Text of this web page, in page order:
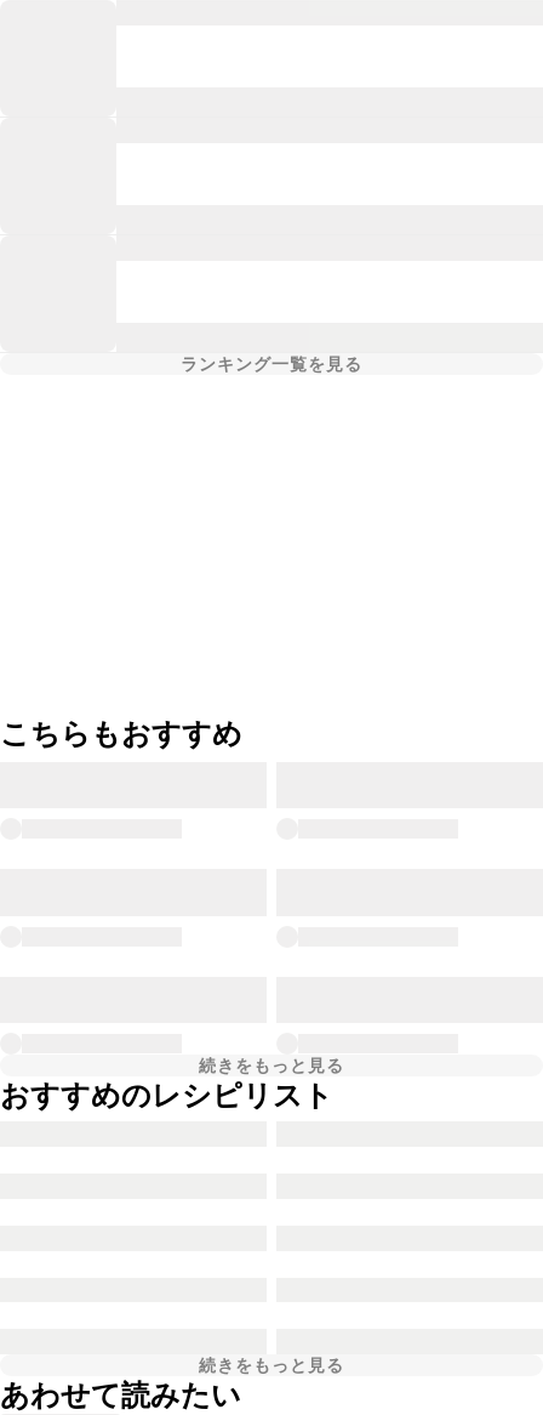
ランキング一覧を見る
こちらもおすすめ
続きをもっと見る
おすすめのレシピリスト
続きをもっと見る
あわせて読みたい